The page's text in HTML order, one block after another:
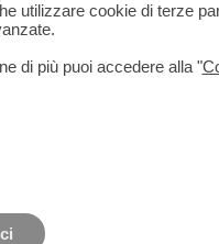
utilizzare cookie di terze
di più puoi accedere alla "